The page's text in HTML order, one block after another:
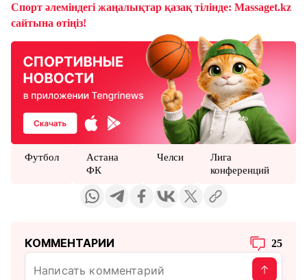
Спорт әлеміндегі жаңалықтар қазақ тілінде: Massaget.kz
сайтына өтіңіз!
Футбол
Астана
ФК
Челси
Лига
конференций
КОММЕНТАРИИ 25